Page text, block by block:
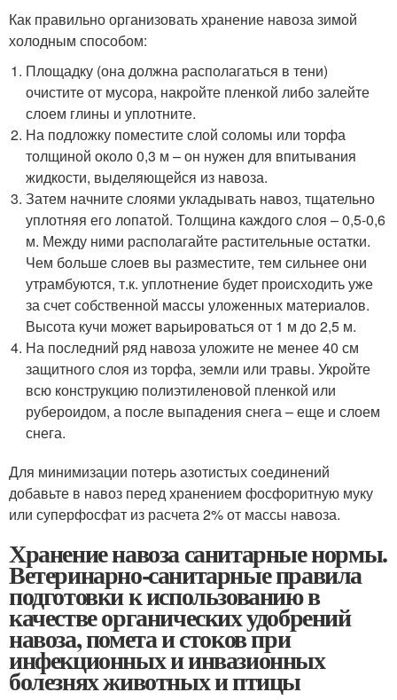
Как правильно организовать хранение навоза зимой
холодным способом:
Площадку (она должна располагаться в тени)
очистите от мусора, накройте пленкой либо залейте
слоем глины и уплотните.
На подложку поместите слой соломы или торфа
толщиной около 0,3 м – он нужен для впитывания
жидкости, выделяющейся из навоза.
Затем начните слоями укладывать навоз, тщательно
уплотняя его лопатой. Толщина каждого слоя – 0,5-0,6
м. Между ними располагайте растительные остатки.
Чем больше слоев вы разместите, тем сильнее они
утрамбуются, т.к. уплотнение будет происходить уже
за счет собственной массы уложенных материалов.
Высота кучи может варьироваться от 1 м до 2,5 м.
На последний ряд навоза уложите не менее 40 см
защитного слоя из торфа, земли или травы. Укройте
всю конструкцию полиэтиленовой пленкой или
рубероидом, а после выпадения снега – еще и слоем
снега.
Для минимизации потерь азотистых соединений
добавьте в навоз перед хранением фосфоритную муку
или суперфосфат из расчета 2% от массы навоза.
Хранение навоза санитарные нормы.
Ветеринарно-санитарные правила
подготовки к использованию в
качестве органических удобрений
навоза, помета и стоков при
инфекционных и инвазионных
болезнях животных и птицы